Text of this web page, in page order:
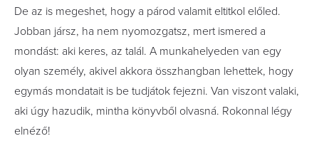
De az is megeshet, hogy a párod valamit eltitkol előled.
Jobban jársz, ha nem nyomozgatsz, mert ismered a
mondást: aki keres, az talál. A munkahelyeden van egy
olyan személy, akivel akkora összhangban lehettek, hogy
egymás mondatait is be tudjátok fejezni. Van viszont valaki,
aki úgy hazudik, mintha könyvből olvasná. Rokonnal légy
elnéző!